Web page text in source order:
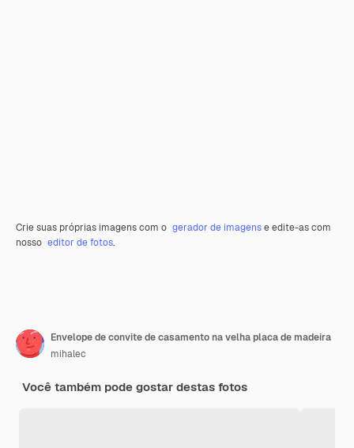
Crie suas próprias imagens com o gerador de imagense edite-as com
nosso editor de fotos.
Envelope de convite de casamento na velha placa de madeira
mihalec
Você também pode gostar destas fotos